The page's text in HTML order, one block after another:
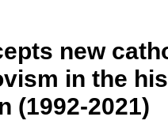
new
in the
(1992-2021)